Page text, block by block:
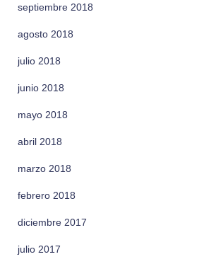
septiembre 2018
agosto 2018
julio 2018
junio 2018
mayo 2018
abril 2018
marzo 2018
febrero 2018
diciembre 2017
julio 2017